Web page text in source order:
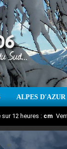
ALPES D'AZUR
sur 12 heures : cm